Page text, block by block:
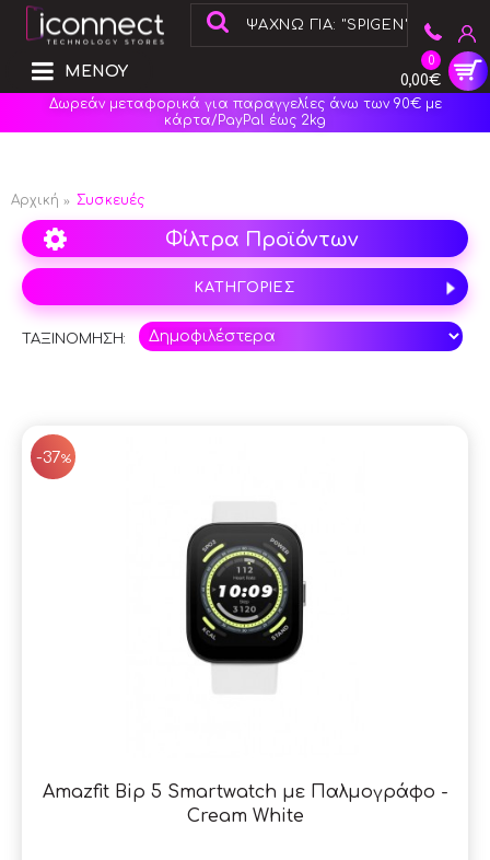
0
0,00€
ΜΕΝΟΥ
Δωρεάν μεταφορικά για παραγγελίες άνω των 90€ με
κάρτα/PayPal έως 2kg
Αρχική Συσκευές
Φίλτρα Προϊόντων
ΚΑΤΗΓΟΡΙΕΣ
ΤΑΞΙΝΟΜΗΣΗ:
-37%
Amazfit Bip 5 Smartwatch με Παλμογράφο -
Cream White